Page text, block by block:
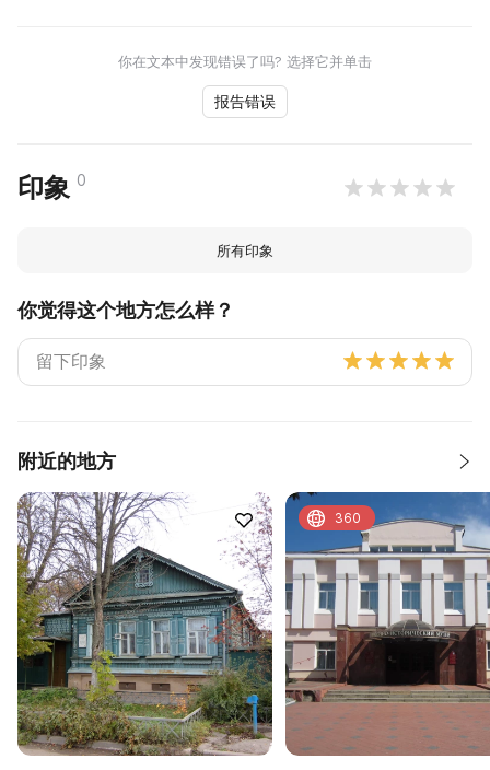
你在文本中发现错误了吗? 选择它并单击
报告错误
印象 0
所有印象
你觉得这个地方怎么样？
附近的地方
360